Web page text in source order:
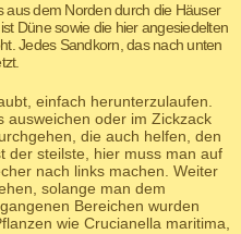
aus dem Norden durch die Häuser
Düne sowie die hier angesiedelten
Jedes Sandkorn, das nach unten
einfach herunterzulaufen.
ausweichen oder im Zickzack
die auch helfen, den
der steilste, hier muss man auf
nach links machen. Weiter
solange man dem
Bereichen wurden
wie Crucianella maritima,